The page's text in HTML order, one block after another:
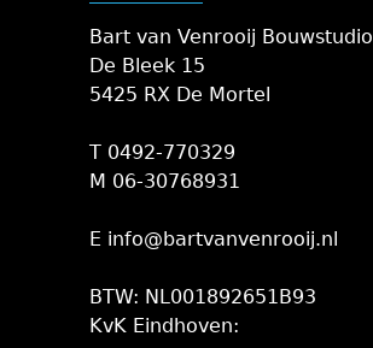
Bart van Venrooij Bouwstudio
De Bleek 15
5425 RX De Mortel
T 0492-770329
M 06-30768931
E info@bartvanvenrooij.nl
BTW: NL001892651B93
KvK Eindhoven: